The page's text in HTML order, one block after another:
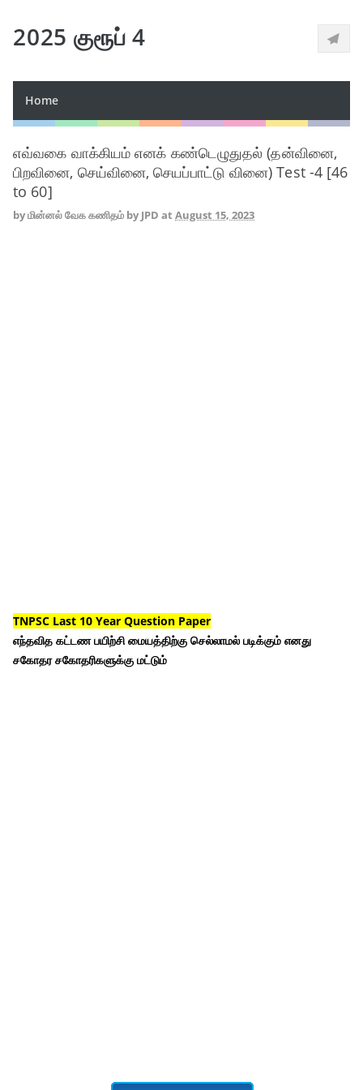
2025 குரூப் 4
Home
எவ்வகை வாக்கியம் எனக் கண்டெழுதுதல் (தன்வினை,
பிறவினை, செய்வினை, செயப்பாட்டு வினை) Test -4 [46
to 60]
byமின்னல் வேக கணிதம் by JPD at August 15, 2023
TNPSC Last 10 Year Question Paper
எந்தவித கட்டண பயிற்சி மையத்திற்கு செல்லாமல் படிக்கும் எனது
சகோதர சகோதரிகளுக்கு மட்டும்